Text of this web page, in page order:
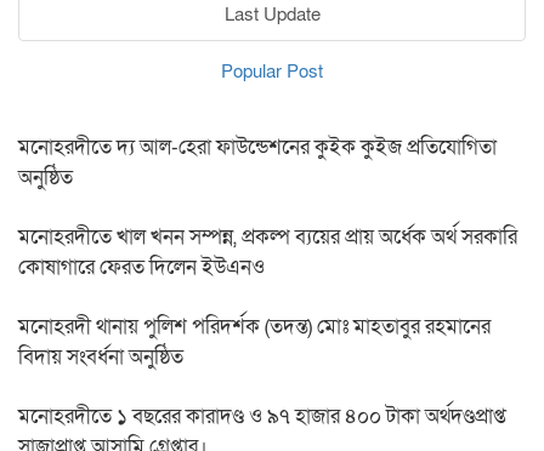
Last Update
Popular Post
মনোহরদীতে দ্য আল-হেরা ফাউন্ডেশনের কুইক কুইজ প্রতিযোগিতা
অনুষ্ঠিত
মনোহরদীতে খাল খনন সম্পন্ন, প্রকল্প ব্যয়ের প্রায় অর্ধেক অর্থ সরকারি
কোষাগারে ফেরত দিলেন ইউএনও
মনোহরদী থানায় পুলিশ পরিদর্শক (তদন্ত) মোঃ মাহতাবুর রহমানের
বিদায় সংবর্ধনা অনুষ্ঠিত
মনোহরদীতে ১ বছরের কারাদণ্ড ও ৯৭ হাজার ৪০০ টাকা অর্থদণ্ডপ্রাপ্ত